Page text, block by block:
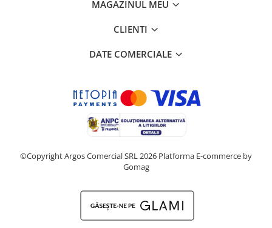
MAGAZINUL MEU
CLIENTI
DATE COMERCIALE
©Copyright Argos Comercial SRL 2026 Platforma E-commerce by
Gomag